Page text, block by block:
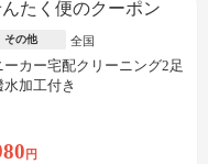
その他 全国
ーカー宅配クリーニング2足
加工付き
円